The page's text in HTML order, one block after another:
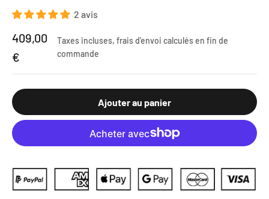
2 avis
Prix de vente
409,00
€
Taxes incluses, frais d'envoi calculésen fin de
commande
Ajouter au panier